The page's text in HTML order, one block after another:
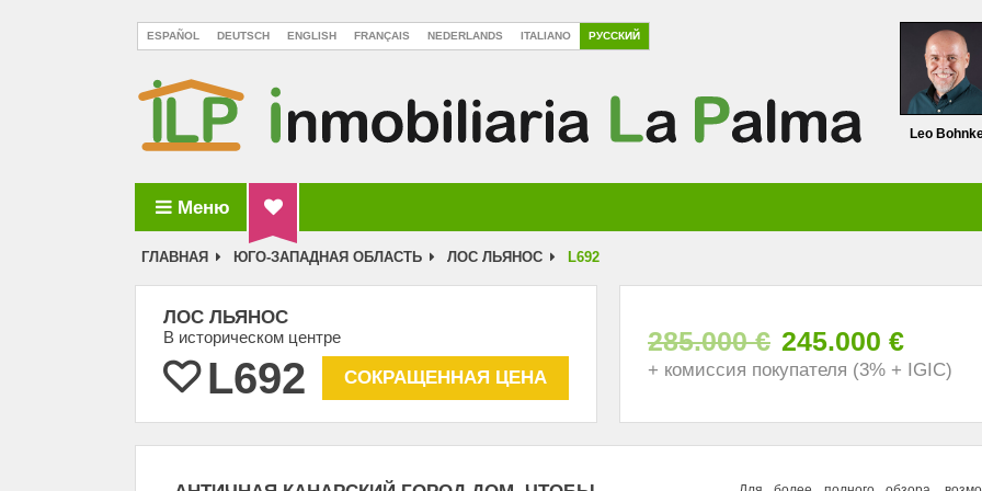
ILP Inmobiliaria La Palma
Leo
ESPAÑOL DEUTSCH ENGLISH FRANÇAIS NEDERLANDS ITALIANO РУССКИЙ
Меню
ГЛАВНАЯ ЮГО-ЗАПАДНАЯ ОБЛАСТЬ ЛОС ЛЬЯНОС L692
ЛОС ЛЬЯНОС
В историческом центре
L692 СОКРАЩЕННАЯ ЦЕНА
285.000 € 245.000 €
+ комиссия покупателя (3% + IGIC)